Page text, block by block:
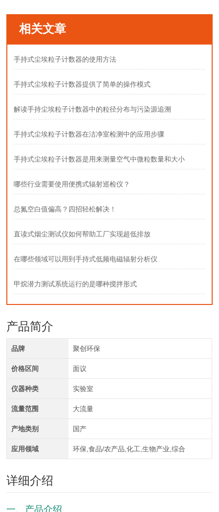
相关文章
手持式尘埃粒子计数器的使用方法
手持式尘埃粒子计数器提供了简单的操作模式
解读手持尘埃粒子计数器中的粒径分布与污染源追溯
手持式尘埃粒子计数器在洁净室检测中的应用步骤
手持式尘埃粒子计数器是用来测量空气中微粒数量和大小
哪些行业需要使用便携式辐射巡检仪？
总氮空白值偏高？四招轻松解决！
直读式烟尘测试仪如何帮助工厂实现超低排放
在哪些领域可以用到手持式低频电磁辐射分析仪
甲烷潜力测试系统运行的是哪种搅拌形式
产品简介
品牌 聚创环保
价格区间 面议
仪器种类 实验室
流量范围 大流量
产地类别 国产
应用领域 环保,食品/农产品,化工,生物产业,综合
详细介绍
一、产品介绍